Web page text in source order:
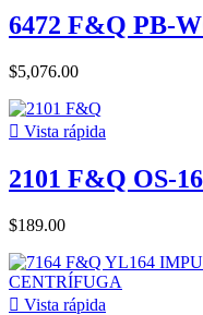
6472 F&Q PB-
$5,076.00
 Vista rápida
2101 F&Q OS-
$189.00
 Vista rápida